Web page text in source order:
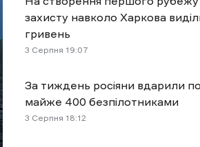
захисту навколо Харкова
гривень
3 Cерпня 19:07
За тиждень росіяни вдарили
майже 400 безпілотниками
3 Cерпня 18:12